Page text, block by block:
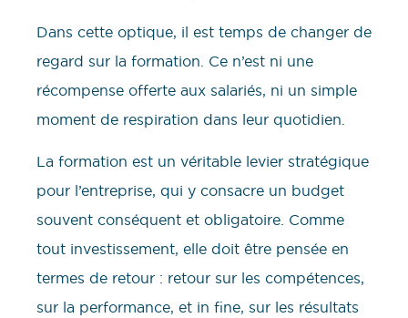
Dans cette optique, il est temps de changer de
regard sur la formation. Ce n’est ni une
récompense offerte aux salariés, ni un simple
moment de respiration dans leur quotidien.
La formation est un véritable levier stratégique
pour l’entreprise, qui y consacre un budget
souvent conséquent et obligatoire. Comme
tout investissement, elle doit être pensée en
termes de retour : retour sur les compétences,
sur la performance, et in fine, sur les résultats